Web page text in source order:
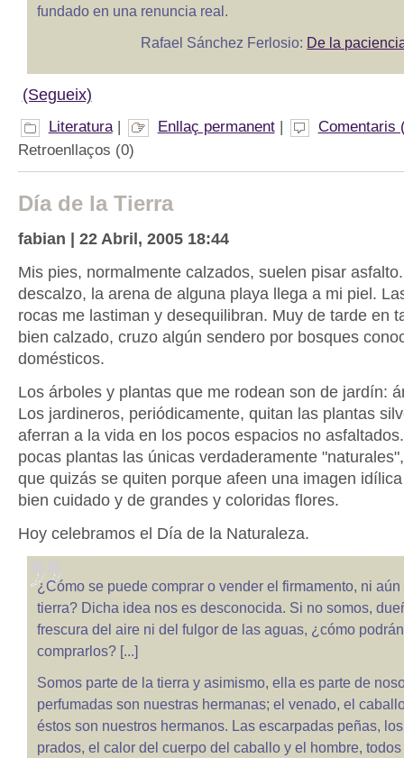
fundado en una renuncia real.
Rafael Sánchez Ferlosio: De la
(Segueix)
Literatura| Enllaç permanent|
Comentaris
Retroenllaços (0)
Día de la Tierra
fabian | 22 Abril, 2005 18:44
Mis pies, normalmente calzados, suelen pisar
descalzo, la arena de alguna playa llega a mi piel.
rocas me lastiman y desequilibran. Muy de tarde en
bien calzado, cruzo algún sendero por bosques
domésticos.
Los árboles y plantas que me rodean son de jardín:
Los jardineros, periódicamente, quitan las plantas
aferran a la vida en los pocos espacios no
pocas plantas las únicas verdaderamente
que quizás se quiten porque afeen una imagen
bien cuidado y de grandes y coloridas flores.
Hoy celebramos el Día de la Naturaleza.
¿Cómo se puede comprar o vender el firmamento, ni
tierra? Dicha idea nos es desconocida. Si no somos,
frescura del aire ni del fulgor de las aguas, ¿cómo
comprarlos? [...]
Somos parte de la tierra y asimismo, ella es parte de
perfumadas son nuestras hermanas; el venado, el
éstos son nuestros hermanos. Las escarpadas peñas,
prados, el calor del cuerpo del caballo y el hombre,